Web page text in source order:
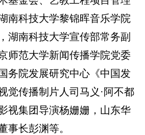
南科技大学黎锦晖音乐学院
湖南科技大学宣传部常务副
师范大学新闻传播学院党委
务院发展研究中心《中国发
觉传播制片人司马义·阿不都
视集团导演杨姗姗，山东华
事长彭渊等。